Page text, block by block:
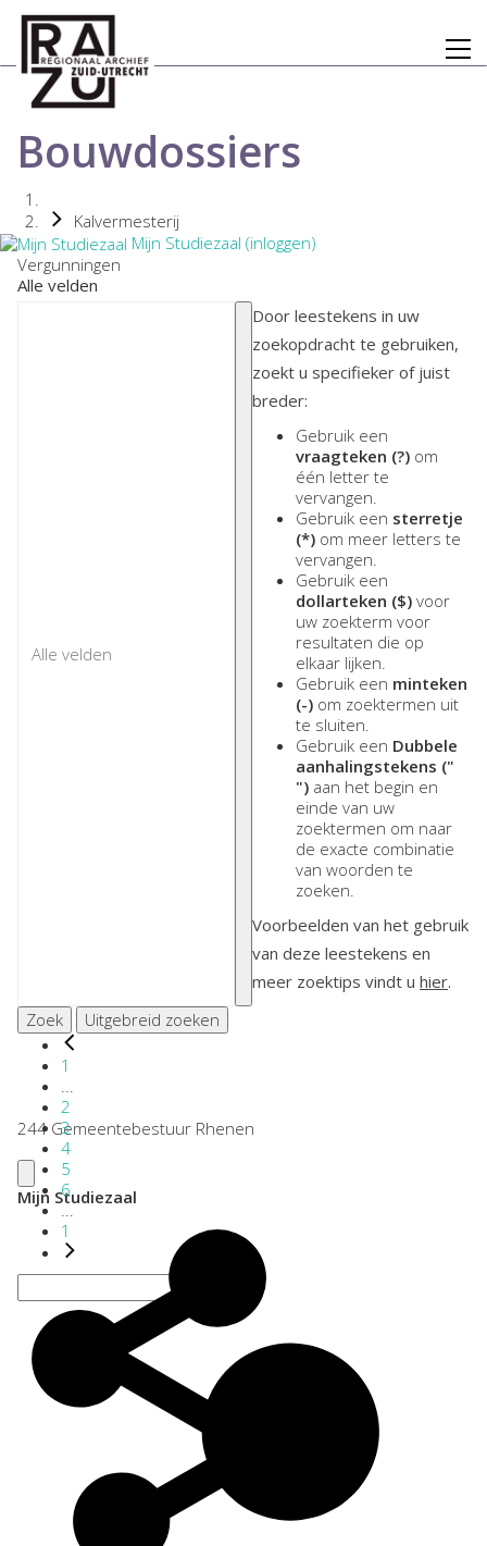
Bouwdossiers
Kalvermesterij
Mijn Studiezaal (inloggen)
Vergunningen
Alle velden
Door leestekens in uw
zoekopdracht te gebruiken,
zoekt u specifieker of juist
breder:
Gebruik een
vraagteken (?) om
één letter te
vervangen.
Gebruik een sterretje
(*) om meer letters te
vervangen.
Gebruik een
dollarteken ($) voor
uw zoekterm voor
resultaten die op
elkaar lijken.
Gebruik een minteken
(-) om zoektermen uit
te sluiten.
Gebruik een Dubbele
aanhalingstekens ("
") aan het begin en
einde van uw
zoektermen om naar
de exacte combinatie
van woorden te
zoeken.
Voorbeelden van het gebruik
van deze leestekens en
meer zoektips vindt u hier.
Zoek
Uitgebreid zoeken
1
2
3
4
5
6
...
1
244 Gemeentebestuur Rhenen
Mijn Studiezaal